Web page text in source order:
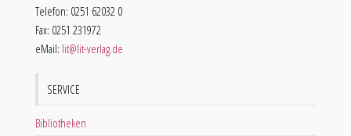
Telefon: 0251 62032 0
Fax: 0251 231972
eMail: lit@lit-verlag.de
SERVICE
Bibliotheken